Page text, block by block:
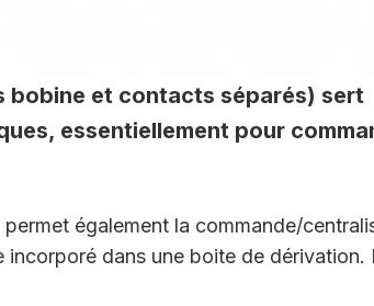
bobine et contacts séparés) sert
essentiellement pour
également la commande/
dans une boite de dérivation.